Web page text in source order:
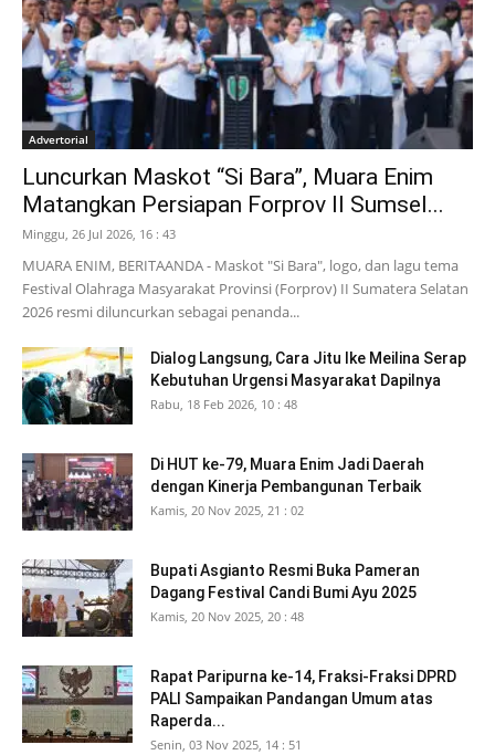
Advertorial
Luncurkan Maskot “Si Bara”, Muara Enim
Matangkan Persiapan Forprov II Sumsel...
Minggu, 26 Jul 2026, 16 : 43
MUARA ENIM, BERITAANDA - Maskot "Si Bara", logo, dan lagu tema
Festival Olahraga Masyarakat Provinsi (Forprov) II Sumatera Selatan
2026 resmi diluncurkan sebagai penanda...
Dialog Langsung, Cara Jitu Ike Meilina Serap
Kebutuhan Urgensi Masyarakat Dapilnya
Rabu, 18 Feb 2026, 10 : 48
Di HUT ke-79, Muara Enim Jadi Daerah
dengan Kinerja Pembangunan Terbaik
Kamis, 20 Nov 2025, 21 : 02
Bupati Asgianto Resmi Buka Pameran
Dagang Festival Candi Bumi Ayu 2025
Kamis, 20 Nov 2025, 20 : 48
Rapat Paripurna ke-14, Fraksi-Fraksi DPRD
PALI Sampaikan Pandangan Umum atas
Raperda...
Senin, 03 Nov 2025, 14 : 51